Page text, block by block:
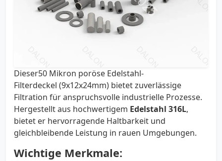
Dieser50 Mikron poröse Edelstahl-
Filterdeckel (9x12x24mm) bietet zuverlässige
Filtration für anspruchsvolle industrielle Prozesse.
Hergestellt aus hochwertigem Edelstahl 316L,
bietet er hervorragende Haltbarkeit und
gleichbleibende Leistung in rauen Umgebungen.
Wichtige Merkmale: